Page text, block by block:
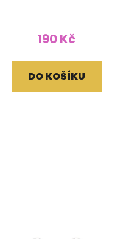
190 Kč
DO KOŠÍKU